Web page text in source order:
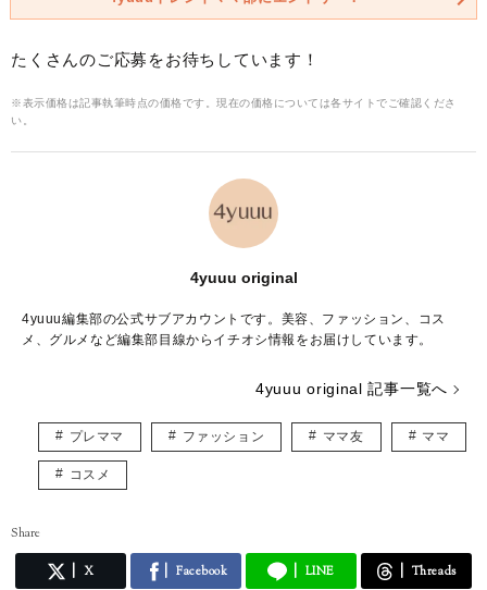
たくさんのご応募をお待ちしています！
※表示価格は記事執筆時点の価格です。現在の価格については各サイトでご確認くださ
い。
4yuuu original
4yuuu編集部の公式サブアカウントです。美容、ファッション、コス
メ、グルメなど編集部目線からイチオシ情報をお届けしています。
4yuuu original 記事一覧へ
プレママ ファッション ママ友 ママ
コスメ
Share
X Facebook LINE Threads